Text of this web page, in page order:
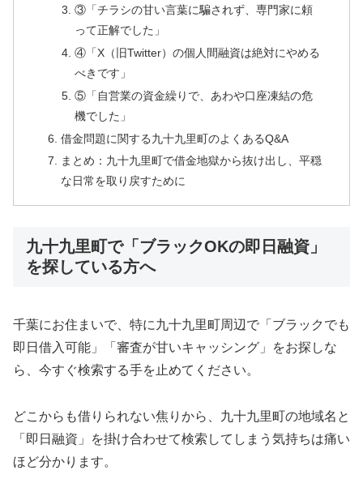
③「チラシの甘い言葉に騙されず、専門家に頼
って正解でした」
④「X（旧Twitter）の個人間融資は絶対にやめる
べきです」
⑤「自営業の資金繰りで、あわや口座凍結の危
機でした」
借金問題に関する九十九里町のよくあるQ&A
まとめ：九十九里町で借金地獄から抜け出し、平穏
な日常を取り戻すために
九十九里町で「ブラックOKの即日融資」
を探している方へ
千葉にお住まいで、特に九十九里町周辺で「ブラックでも
即日借入可能」「審査が甘いキャッシング」をお探しな
ら、今すぐ検索する手を止めてください。
どこからも借りられない焦りから、九十九里町の地域名と
「即日融資」を掛け合わせて検索してしまう気持ちは痛い
ほど分かります。